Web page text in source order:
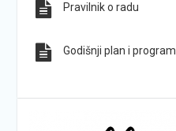
Pravilnik o radu
Godišnji plan i program